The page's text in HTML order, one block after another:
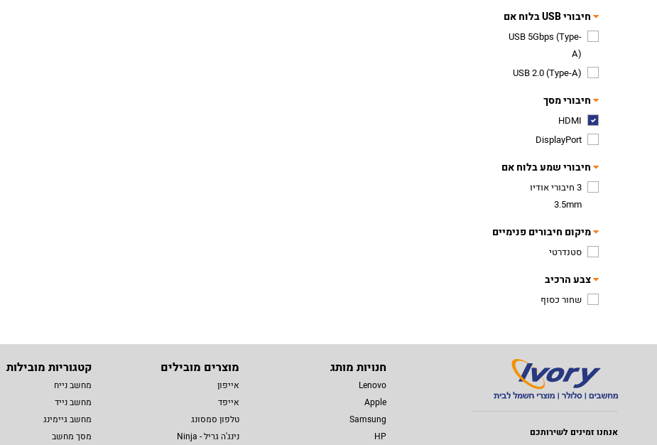
חיבורי USB בלוח אם
USB 5Gbps (Type-
A)
USB 2.0 (Type-A)
חיבורי מסך
HDMI
DisplayPort
חיבורי שמע בלוח אם
3 חיבורי אודיו
3.5mm
מיקום חיבורים פנימיים
סטנדרטי
צבע הרכיב
שחור כסוף
אנחנו זמינים לשירותכם
חנויות מותג
Lenovo
Apple
Samsung
HP
מוצרים מובילים
אייפון
אייפד
טלפון סמסונג
נינג'ה גריל - Ninja
קטגוריות מובילות
מחשב נייח
מחשב נייד
מחשב גיימינג
מסך מחשב